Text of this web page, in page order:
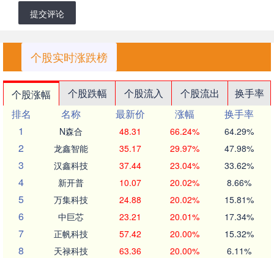
提交评论
个股实时涨跌榜
个股涨幅 个股跌幅 个股流入 个股流出
换手率
排名
名称 最新价 涨幅
换手率
1
N森合 48.31 66.24% 64.29%
2 龙鑫智能 35.17 29.97% 47.98%
3 汉鑫科技 37.44 23.04% 33.62%
4 新开普 10.07 20.02% 8.66%
5 万集科技 24.88 20.02% 15.81%
6 中巨芯 23.21 20.01% 17.34%
7 正帆科技 57.42 20.00% 15.32%
8 天禄科技 63.36 20.00% 6.11%